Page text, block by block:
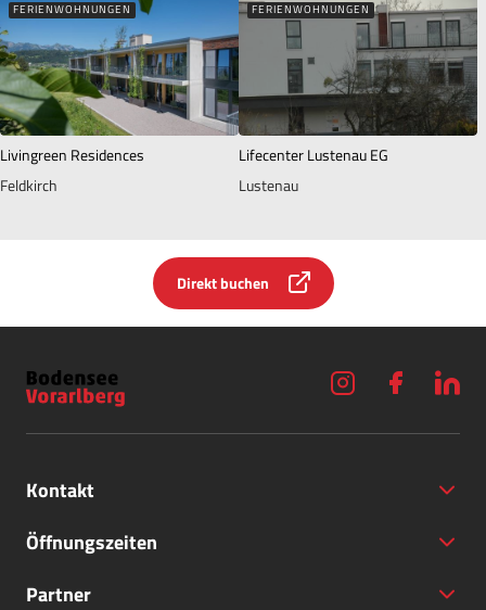
FERIENWOHNUNGEN
Livingreen Residences
Feldkirch
FERIENWOHNUNGEN
Lifecenter Lustenau EG
Lustenau
Direkt buchen
Kontakt
Öffnungszeiten
Partner